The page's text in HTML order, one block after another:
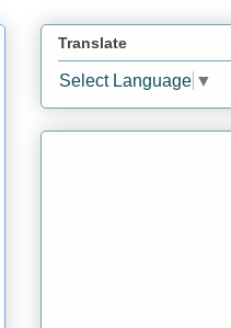
Translate
Select Language ▼